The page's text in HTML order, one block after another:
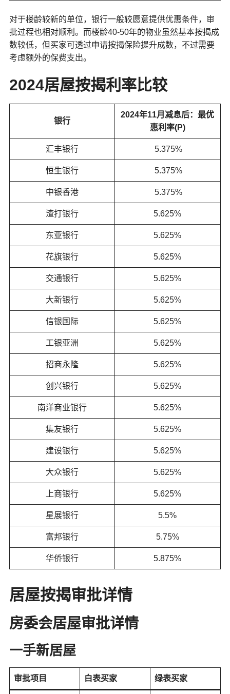
对于楼龄较新的单位，银行一般较愿意提供优惠条件，审
批过程也相对顺利。而楼龄40-50年的物业虽然基本按揭成
数较低，但买家可透过申请按揭保险提升成数，不过需要
考虑额外的保费支出。
2024居屋按揭利率比较
银行
2024年11月减息后：最优
惠利率(P)
汇丰银行 5.375%
恒生银行 5.375%
中银香港 5.375%
渣打银行 5.625%
东亚银行 5.625%
花旗银行 5.625%
交通银行 5.625%
大新银行 5.625%
信银国际 5.625%
工银亚洲 5.625%
招商永隆 5.625%
创兴银行 5.625%
南洋商业银行 5.625%
集友银行 5.625%
建设银行 5.625%
大众银行 5.625%
上商银行 5.625%
星展银行 5.5%
富邦银行 5.75%
华侨银行 5.875%
居屋按揭审批详情
房委会居屋审批详情
一手新居屋
审批项目 白表买家 绿表买家